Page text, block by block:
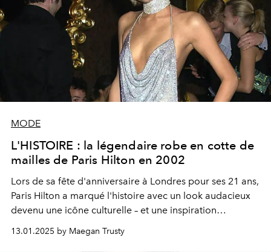
MODE
L'HISTOIRE : la légendaire robe en cotte de
mailles de Paris Hilton en 2002
Lors de sa fête d'anniversaire à Londres pour ses 21 ans,
Paris Hilton a marqué l'histoire avec un look audacieux
devenu une icône culturelle – et une inspiration
intemporelle pour nos moodboards.
13.01.2025 by Maegan Trusty